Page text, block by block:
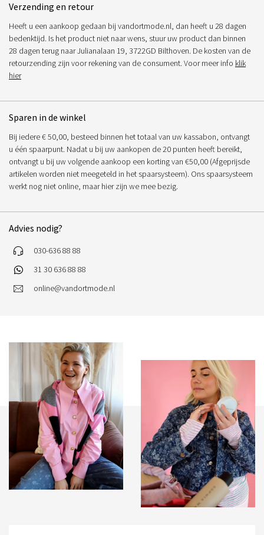
Verzending en retour
Heeft u een aankoop gedaan bij vandortmode.nl, dan heeft u 28 dagen
bedenktijd. Is het product niet naar wens, stuur uw product dan binnen
28 dagen terug naar Julianalaan 19, 3722GD Bilthoven. De kosten van de
retourzending zijn voor rekening van de consument. Voor meer info klik
hier
Sparen in de winkel
Bij iedere € 50,00, besteed binnen het totaal van uw kassabon, ontvangt
u één spaarpunt. Nadat u bij uw aankopen de 20 punten heeft bereikt,
ontvangt u bij uw volgende aankoop een korting van €50,00 (Afgeprijsde
artikelen worden niet meegeteld in het spaarsysteem). Ons spaarsysteem
werkt nog niet online, maar hier zijn we mee bezig.
Advies nodig?
030-636 88 88
31 30 636 88 88
online@vandortmode.nl